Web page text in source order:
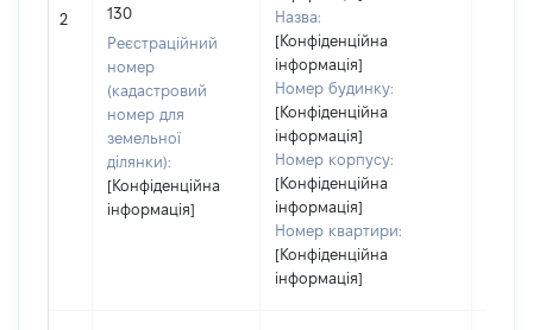
2
130
Реєстраційний
номер
(кадастровий
номер для
земельної
ділянки):
[Конфіденційна
інформація]
Назва:
[Конфіденційна
інформація]
Номер будинку:
[Конфіденційна
інформація]
Номер корпусу:
[Конфіденційна
інформація]
Номер квартири:
[Конфіденційна
інформація]